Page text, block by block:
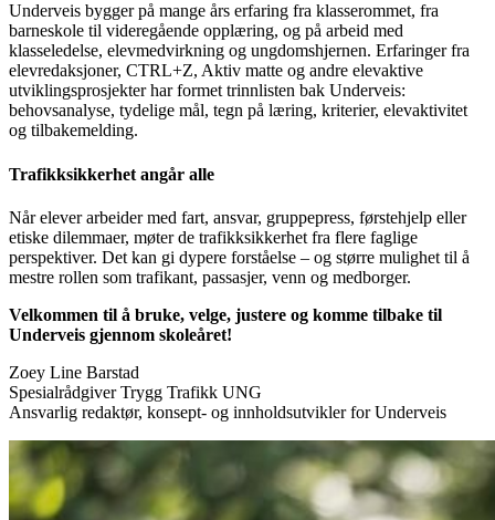
Underveis bygger på mange års erfaring fra klasserommet, fra
barneskole til videregående opplæring, og på arbeid med
klasseledelse, elevmedvirkning og ungdomshjernen. Erfaringer fra
elevredaksjoner, CTRL+Z, Aktiv matte og andre elevaktive
utviklingsprosjekter har formet trinnlisten bak Underveis:
behovsanalyse, tydelige mål, tegn på læring, kriterier, elevaktivitet
og tilbakemelding.
Trafikksikkerhet angår alle
Når elever arbeider med fart, ansvar, gruppepress, førstehjelp eller
etiske dilemmaer, møter de trafikksikkerhet fra flere faglige
perspektiver. Det kan gi dypere forståelse – og større mulighet til å
mestre rollen som trafikant, passasjer, venn og medborger.
Velkommen til å bruke, velge, justere og komme tilbake til
Underveis gjennom skoleåret!
Zoey Line Barstad
Spesialrådgiver Trygg Trafikk UNG
Ansvarlig redaktør, konsept- og innholdsutvikler for Underveis